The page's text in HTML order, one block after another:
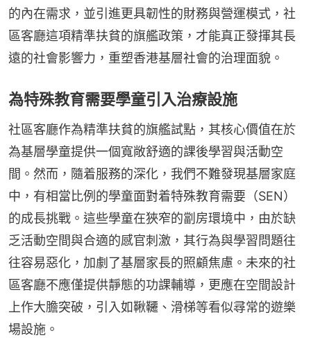
的內在需求，並引進更具韌性的財務與營運模式，社
區客廳這項精準扶貧的旗艦政策，才能真正發揮其長
遠的社會影響力，重塑香港基層社會的治理面貌。
為特殊教育需要學童引入治療設施
社區客廳作為精準扶貧的旗艦試點，其核心價值在於
為基層學童提供一個寬敞舒適的課後學習與活動空
間。然而，隨着服務的深化，我們不難發現基層家庭
中，有相當比例的學童面對着特殊教育需要（SEN）
的成長挑戰。這些學童在狹窄的劏房環境中，由於缺
乏活動空間與合適的感官刺激，其行為與學習問題往
往容易惡化，加劇了基層家長的照顧焦慮。未來的社
區客廳不應僅提供靜態的功課輔導，更應在空間設計
上作大膽突破，引入如鞦韆、滑梯等看似尋常的遊樂
場設施。